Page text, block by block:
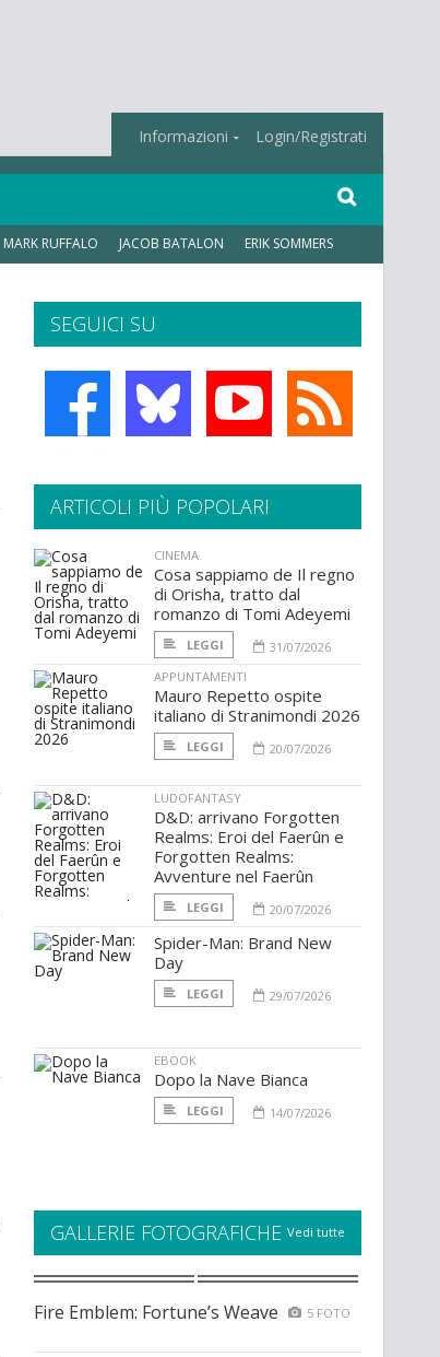
Informazioni Login/Registrati
MARK RUFFALO JACOB BATALON ERIK SOMMERS
SEGUICI SU
ARTICOLI PIÙ POPOLARI
CINEMA
Cosa sappiamo de Il regno
di Orisha, tratto dal
romanzo di Tomi Adeyemi
LEGGI
31/07/2026
APPUNTAMENTI
Mauro Repetto ospite
italiano di Stranimondi 2026
LEGGI 20/07/2026
LUDOFANTASY
D&D: arrivano Forgotten
Realms: Eroi del Faerûn e
Forgotten Realms:
Avventure nel Faerûn
LEGGI 20/07/2026
Spider-Man: Brand New
Day
LEGGI 29/07/2026
EBOOK
Dopo la Nave Bianca
LEGGI 14/07/2026
GALLERIE FOTOGRAFICHE Vedi tutte
Fire Emblem: Fortune’s Weave 5 FOTO